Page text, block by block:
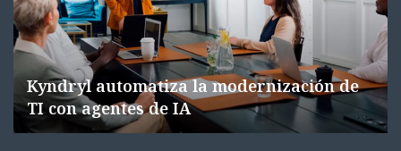
Kyndryl automatiza la modernización de
TI con agentes de IA